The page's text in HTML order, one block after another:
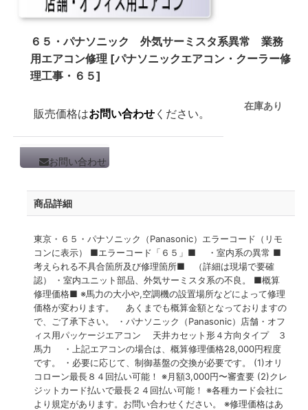
６５・パナソニック 外気サーミスタ系異常 業務
用エアコン修理 [パナソニックエアコン・クーラー修
理工事・６５]
販売価格はお問い合わせ ください。
在庫あり
お問い合わせ
商品詳細
東京・６５・パナソニック（Panasonic）エラーコード（リモ
コンに表示） ■エラーコード「６５」■ ・室内系の異常 ■
考えられる不具合箇所及び修理箇所■ （詳細は現場で要確
認） ・室内ユニット部品、外気サーミスタ系の不良。 ■概算
修理価格■ ※馬力の大小や,空調機の設置場所などによって修理
価格が変わります。 あくまでも概算金額となっておりますの
で、ご了承下さい。 ・パナソニック（Panasonic）店舗・オフ
ィス用パッケージエアコン 天井カセット形４方向タイプ ３
馬力 ・上記エアコンの場合は、概算修理価格28,000円程度
です。 ・必要に応じて、制御基盤の交換が必要です。 (1)オリ
コローン最長８４回払い可能！ ※月額3,000円〜審査要 (2)クレ
ジットカード払いで最長２４回払い可能！ ※各種カード会社に
より規定があります。お問い合わせください。 ※修理価格はあ